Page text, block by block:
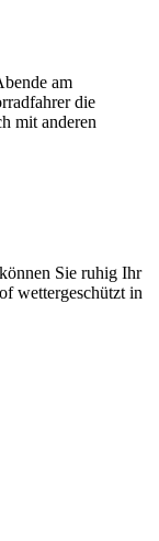
am
die
mit anderen
Sie ruhig Ihr
wettergeschützt in